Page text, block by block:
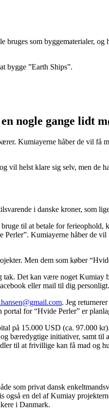
som byggematerialer,
bygge ”Earth Ships”.
nogle gange lidt
Kumiayerne håber de vil få
vil helst klare sig selv, men de
i danske kroner, som
til at betale for
Kumiayerne håber de
Men dem som køber
Det kan være noget Kumiay
eller mail til dig personligt.
. Jeg
for “Hvide Perler” er
på 15.000 USD (ca. 97.000
bæredygtige initiativer, samt til
til at frivillige kan få mad og
som privat dansk
en del af Kumiay
i Danmark.